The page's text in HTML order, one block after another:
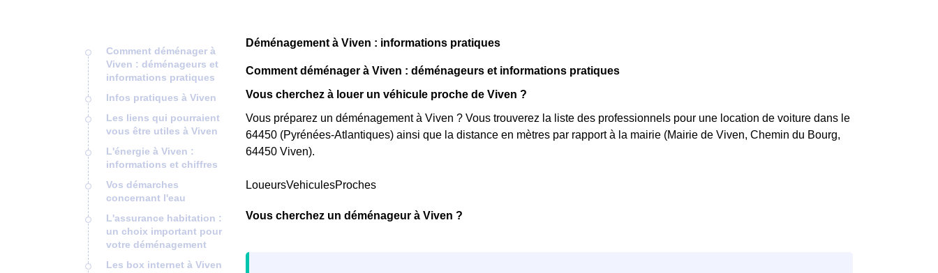
Comment déménager à
Viven : déménageurs et
informations pratiques
Infos pratiques à Viven
Les liens qui pourraient
vous être utiles à Viven
L'énergie à Viven :
informations et chiffres
Vos démarches
concernant l'eau
L'assurance habitation :
un choix important pour
votre déménagement
Les box internet à Viven
Déménagement à Viven : informations pratiques
Comment déménager à Viven : déménageurs et informations pratiques
Vous cherchez à louer un véhicule proche de Viven ?
Vous préparez un déménagement à Viven ? Vous trouverez la liste des professionnels pour une location de voiture dans le
64450 (Pyrénées-Atlantiques) ainsi que la distance en mètres par rapport à la mairie (Mairie de Viven, Chemin du Bourg,
64450 Viven).
LoueursVehiculesProches
Vous cherchez un déménageur à Viven ?